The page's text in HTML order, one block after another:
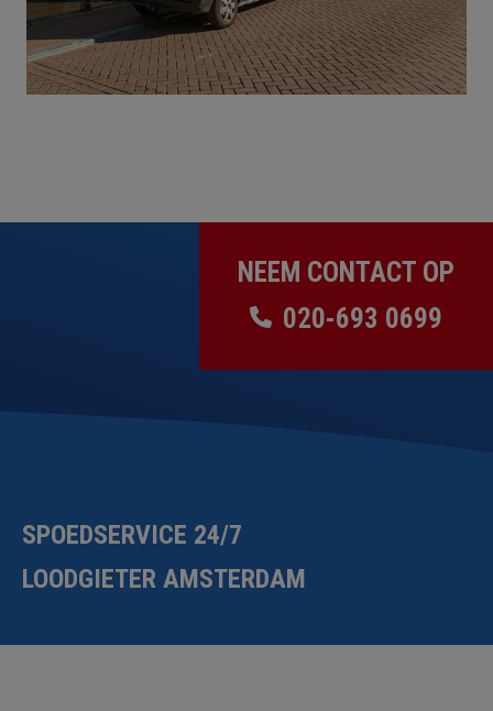
NEEM CONTACT OP
020-693 0699
SPOEDSERVICE 24/7
LOODGIETER AMSTERDAM